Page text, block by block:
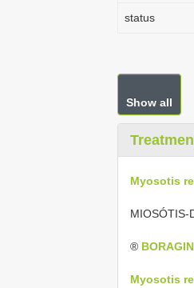
status
Show all
Myosotis
MIOSÓTIS-
®
Myosotis